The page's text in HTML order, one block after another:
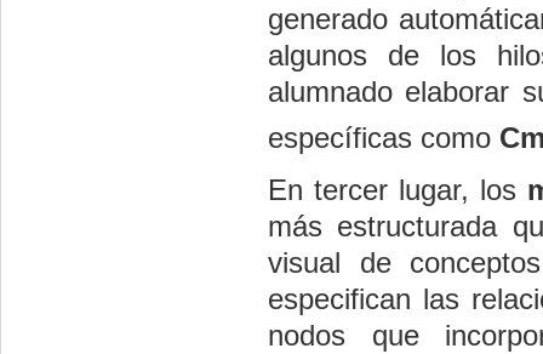
generado
algunos de los
alumnado elaborar
específicas como
En tercer lugar, los
más estructurada
visual de
especifican las
nodos que